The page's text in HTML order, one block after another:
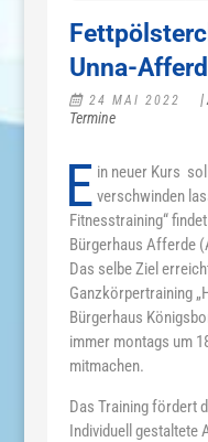
Unna-
24 MAI 2022 |
Termine
E in neuer Kurs
verschwinden
Fitnesstraining“
Bürgerhaus Afferde
Das selbe Ziel
Ganzkörpertraining
Bürgerhaus
immer montags um
mitmachen.
Das Training fördert
Individuell gestaltete